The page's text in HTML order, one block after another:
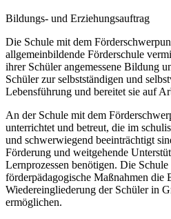
Bildungs- und Erziehungsauftrag
Die Schule mit dem
allgemeinbildende Förderschule
ihrer Schüler angemessene Bildung
Schüler zur selbstständigen und
Lebensführung und bereitet sie auf
An der Schule mit dem
unterrichtet und betreut, die im
und schwerwiegend beeinträchtigt
Förderung und weitgehende
Lernprozessen benötigen. Die
förderpädagogische Maßnahmen die
Wiedereingliederung der Schüler in
ermöglichen.